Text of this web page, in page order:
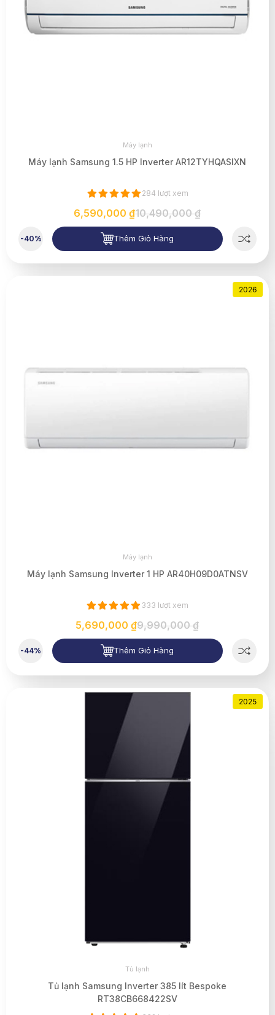
Máy lạnh
Máy lạnh Samsung 1.5 HP Inverter AR12TYHQASIXN
284 lượt xem
6,590,000 ₫10,490,000 ₫
-40% Thêm Giỏ Hàng
2026
Máy lạnh
Máy lạnh Samsung Inverter 1 HP AR40H09D0ATNSV
333 lượt xem
5,690,000 ₫9,990,000 ₫
-44% Thêm Giỏ Hàng
2025
Tủ lạnh
Tủ lạnh Samsung Inverter 385 lít Bespoke
RT38CB668422SV